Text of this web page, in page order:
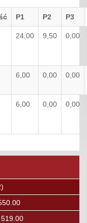
P1 P2 P3
24,00 9,50 0,00
6,00 0,00 0,00
6,00 0,00 0,00
12)
375.00
336.75